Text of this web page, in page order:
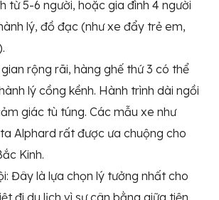
từ 5-6 người, hoặc gia đình 4 người
lý, đồ đạc (như xe đẩy trẻ em,
rộng rãi, hàng ghế thứ 3 có thể
lý cồng kềnh. Hành trình dài ngồi
giác tù túng. Các mẫu xe như
Alphard rất được ưa chuộng cho
Kinh.
Đây là lựa chọn lý tưởng nhất cho
đi du lịch vì sự cân bằng giữa tiện